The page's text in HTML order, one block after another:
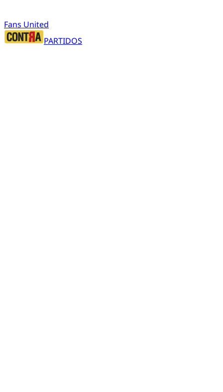
Fans United
PARTIDOS